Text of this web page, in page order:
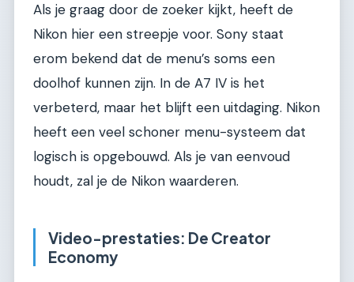
Als je graag door de zoeker kijkt, heeft de
Nikon hier een streepje voor. Sony staat
erom bekend dat de menu’s soms een
doolhof kunnen zijn. In de A7 IV is het
verbeterd, maar het blijft een uitdaging. Nikon
heeft een veel schoner menu-systeem dat
logisch is opgebouwd. Als je van eenvoud
houdt, zal je de Nikon waarderen.
Video-prestaties: De Creator
Economy